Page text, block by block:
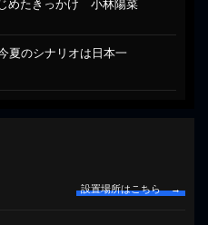
めたきっかけ 小林陽菜
夏のシナリオは日本一
設置場所はこちら →